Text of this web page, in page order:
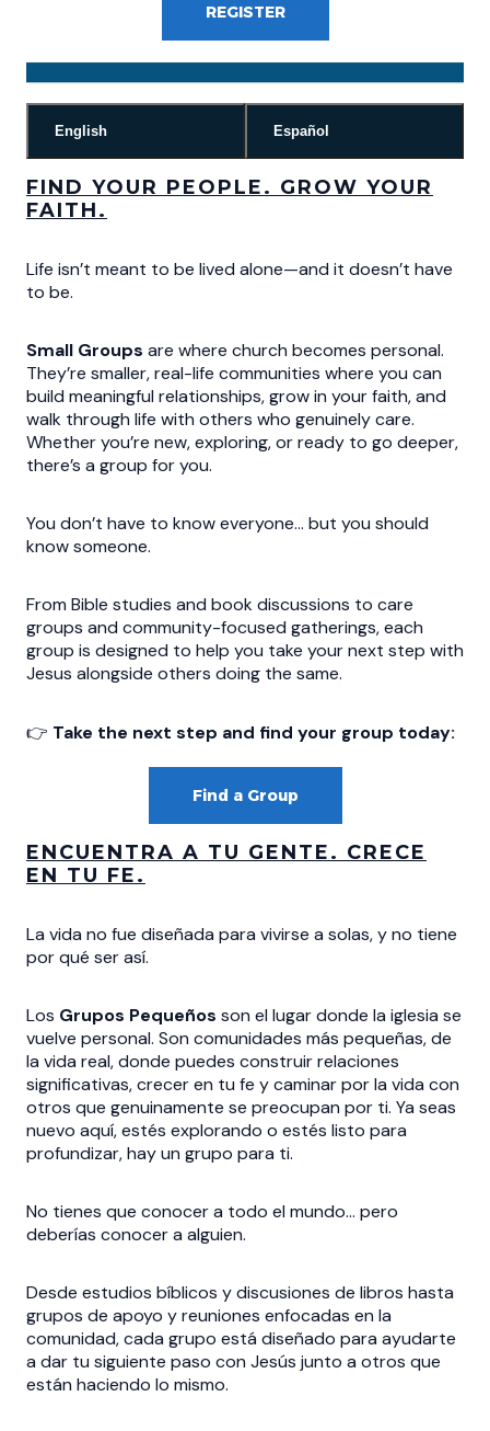
REGISTER
English Español
FIND YOUR PEOPLE. GROW YOUR
FAITH.
Life isn’t meant to be lived alone—and it doesn’t have
to be.
Small Groups are where church becomes personal.
They’re smaller, real-life communities where you can
build meaningful relationships, grow in your faith, and
walk through life with others who genuinely care.
Whether you’re new, exploring, or ready to go deeper,
there’s a group for you.
You don’t have to know everyone… but you should
know someone.
From Bible studies and book discussions to care
groups and community-focused gatherings, each
group is designed to help you take your next step with
Jesus alongside others doing the same.
👉 Take the next step and find your group today:
Find a Group
ENCUENTRA A TU GENTE. CRECE
EN TU FE.
La vida no fue diseñada para vivirse a solas, y no tiene
por qué ser así.
Los Grupos Pequeños son el lugar donde la iglesia se
vuelve personal. Son comunidades más pequeñas, de
la vida real, donde puedes construir relaciones
significativas, crecer en tu fe y caminar por la vida con
otros que genuinamente se preocupan por ti. Ya seas
nuevo aquí, estés explorando o estés listo para
profundizar, hay un grupo para ti.
No tienes que conocer a todo el mundo… pero
deberías conocer a alguien.
Desde estudios bíblicos y discusiones de libros hasta
grupos de apoyo y reuniones enfocadas en la
comunidad, cada grupo está diseñado para ayudarte
a dar tu siguiente paso con Jesús junto a otros que
están haciendo lo mismo.